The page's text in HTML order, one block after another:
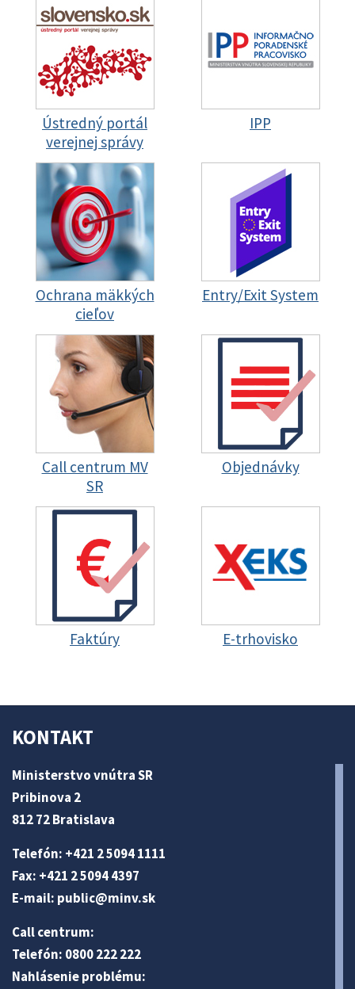
Ústredný portál
verejnej správy
IPP
Ochrana mäkkých
cieľov
Entry/Exit System
Call centrum MV
SR
Objednávky
Faktúry E-trhovisko
KONTAKT
Ministerstvo vnútra SR
Pribinova 2
812 72 Bratislava
Telefón: +421 2 5094 1111
Fax: +421 2 5094 4397
E-mail: public@minv.sk
Call centrum:
Telefón: 0800 222 222
Nahlásenie problému: